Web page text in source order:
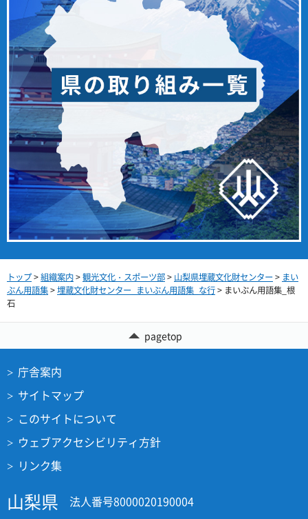
トップ>組織案内>観光文化・スポーツ部> 山梨県埋蔵文化財センター> まい
ぶん用語集>埋蔵文化財センター_まいぶん用語集_な行> まいぶん用語集_根
石
pagetop
庁舎案内
サイトマップ
このサイトについて
ウェブアクセシビリティ方針
リンク集
山梨県
法人番号8000020190004